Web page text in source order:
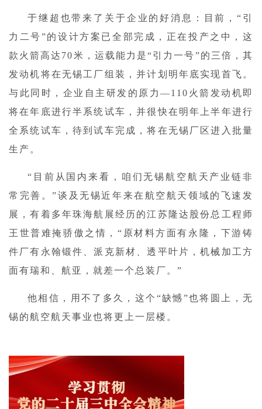
于继超也带来了关于企业的好消息：目前，“引
力二号”的设计方案已全部完成，正在投产之中，这
款火箭高达70米，运载能力是“引力一号”的三倍，其
发动机将在无锡工厂组装，并计划明年底实现首飞。
与此同时，企业自主研发的原力—110火箭发动机即
将在年底进行半系统试车，并很快在明年上半年进行
全系统试车，待到试车完成，将在无锡厂区进入批量
生产。
“目前从国内来看，咱们无锡航空航天产业链非
常完善。”谈及无锡近年来在航空航天领域的飞速发
展，有着多年珠海航展经历的江苏隆达股份总工程师
王世普难掩骄傲之情，“原材料方面有永隆，下游铸
件厂有永翰锻件、派克新材、透平叶片，机械加工方
面有瑞和、航亚，就差一个总装厂。”
他相信，用不了多久，这个“缺憾”也将圆上，无
锡的航空航天事业也将更上一层楼。